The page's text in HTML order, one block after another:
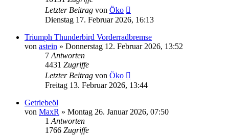
Letzter Beitrag von Öko
Dienstag 17. Februar 2026, 16:13
Triumph Thunderbird Vorderradbremse
von astein » Donnerstag 12. Februar 2026, 13:52
7 Antworten
4431 Zugriffe
Letzter Beitrag von Öko
Freitag 13. Februar 2026, 13:44
Getriebeöl
von MaxR » Montag 26. Januar 2026, 07:50
1 Antworten
1766 Zugriffe